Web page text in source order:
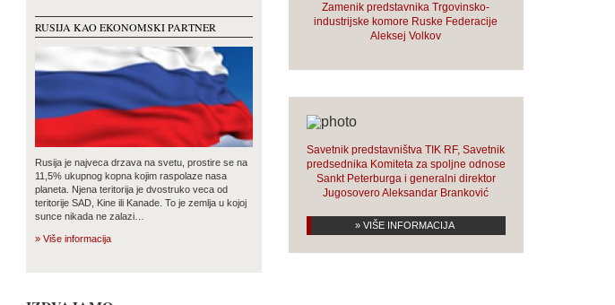
RUSIJA KAO EKONOMSKI PARTNER
Rusija je najveca drzava na svetu, prostire se na
11,5% ukupnog kopna kojim raspolaze nasa
planeta. Njena teritorija je dvostruko veca od
teritorije SAD, Kine ili Kanade. To je zemlja u kojoj
sunce nikada ne zalazi…
» Više informacija
Zamenik predstavnika Trgovinsko-
industrijske komore Ruske Federacije
Aleksej Volkov
Savetnik predstavništva TIK RF, Savetnik
predsednika Komiteta za spoljne odnose
Sankt Peterburga i generalni direktor
Jugosovero Aleksandar Branković
» VIŠE INFORMACIJA